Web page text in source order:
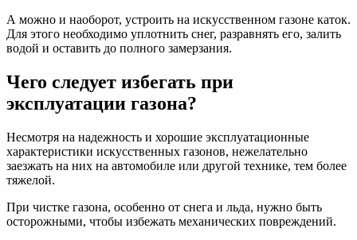
А можно и наоборот, устроить на искусственном газоне каток.
Для этого необходимо уплотнить снег, разравнять его, залить
водой и оставить до полного замерзания.
Чего следует избегать при
эксплуатации газона?
Несмотря на надежность и хорошие эксплуатационные
характеристики искусственных газонов, нежелательно
заезжать на них на автомобиле или другой технике, тем более
тяжелой.
При чистке газона, особенно от снега и льда, нужно быть
осторожными, чтобы избежать механических повреждений.